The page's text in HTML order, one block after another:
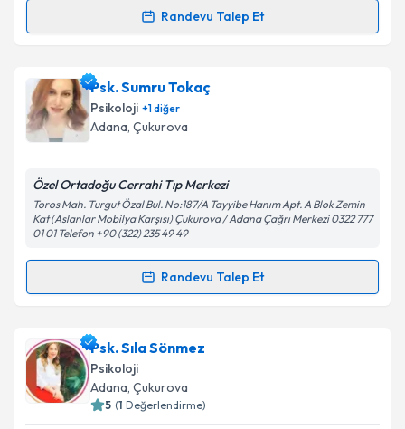
'ni okudum ve kişisel verilerimin belirtilen
kapsamda işlenmesini kabul ediyorum.
Takvim Talebini Gönder
Randevu Talep Et
Randevu Takvimi Talebi
Psk. Elif Demir Akdeniziçin randevu takvimi talebi
oluşturun. Size bu uzmandan randevu almanız için bir
takvim hazırlandığında e-posta ile bilgilendireceğiz.
Metni'ni okudum ve kişisel verilerimin belirtilen
kapsamda işlenmesini kabul ediyorum.
Takvim Talebini Gönder
Psk. Sumru Tokaç
Psikoloji +1diğer
Adana, Çukurova
Özel Ortadoğu Cerrahi Tıp Merkezi
Toros Mah. Turgut Özal Bul. No:187/A Tayyibe Hanım Apt. A Blok Zemin
Kat (Aslanlar Mobilya Karşısı) Çukurova / Adana Çağrı Merkezi 0322 777
01 01 Telefon +90 (322) 235 49 49
Randevu Talep Et
Randevu Takvimi Talebi
Psk. Sumru Tokaçiçin randevu takvimi talebi
oluşturun. Size bu uzmandan randevu almanız için bir
takvim hazırlandığında e-posta ile bilgilendireceğiz.
Psk. Sıla Sönmez
Psikoloji
Adana, Çukurova
5 (1 Değerlendirme)